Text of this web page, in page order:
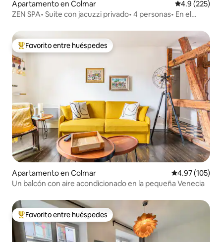
Apartamento en Colmar Calificación
4.9 (225)
ZEN SPA• Suite con jacuzzi privado• 4 personas• En el
Favorito entre huéspedes preferido
Favorito entre huéspedes
Apartamento en Colmar Calificación
4.97 (105)
Un balcón con aire acondicionado en la pequeña Venecia
Favorito entre huéspedes preferido
Favorito entre huéspedes